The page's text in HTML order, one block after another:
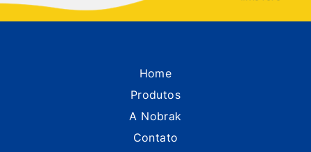
Home
Produtos
A Nobrak
Contato